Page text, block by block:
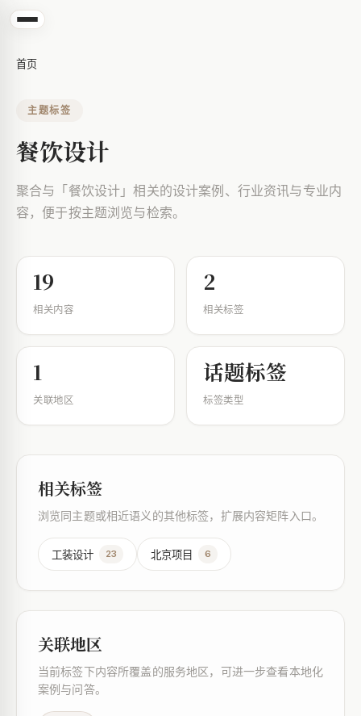
首页
主题标签
餐饮设计
聚合与「餐饮设计」相关的设计案例、行业资讯与专业内
容，便于按主题浏览与检索。
19
相关内容
2
相关标签
1
关联地区
话题标签
标签类型
相关标签
浏览同主题或相近语义的其他标签，扩展内容矩阵入口。
工装设计 23 北京项目 6
关联地区
当前标签下内容所覆盖的服务地区，可进一步查看本地化
案例与问答。